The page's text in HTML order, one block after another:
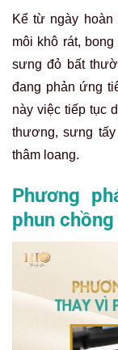
Kể từ ngày hoàn
môi khô rát,
sưng đỏ bất
đang phản ứng
này việc tiếp tục
thương, sưng
thâm loang.
Phương
phun